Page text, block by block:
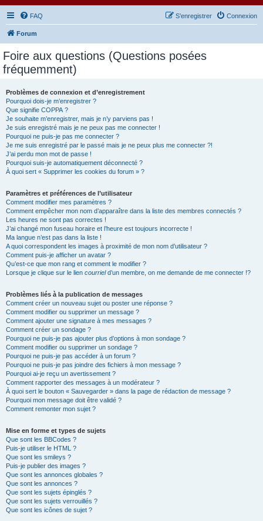
FAQ Connexion
S’enregistrer
Forum
Foire aux questions (Questions posées
fréquemment)
Problèmes de connexion et d’enregistrement
Pourquoi dois-je m’enregistrer ?
Que signifie COPPA ?
Je souhaite m’enregistrer, mais je n’y parviens pas !
Je suis enregistré mais je ne peux pas me connecter !
Pourquoi ne puis-je pas me connecter ?
Je me suis enregistré par le passé mais je ne peux plus me connecter ?!
J’ai perdu mon mot de passe !
Pourquoi suis-je automatiquement déconnecté ?
À quoi sert « Supprimer les cookies du forum » ?
Paramètres et préférences de l’utilisateur
Comment modifier mes paramètres ?
Comment empêcher mon nom d’apparaître dans la liste des membres connectés ?
Les heures ne sont pas correctes !
J’ai changé mon fuseau horaire et l’heure est toujours incorrecte !
Ma langue n’est pas dans la liste !
A quoi correspondent les images à proximité de mon nom d’utilisateur ?
Comment puis-je afficher un avatar ?
Qu’est-ce que mon rang et comment le modifier ?
Lorsque je clique sur le lien courrield’un membre, on me demande de me connecter !?
Problèmes liés à la publication de messages
Comment créer un nouveau sujet ou poster une réponse ?
Comment modifier ou supprimer un message ?
Comment ajouter une signature à mes messages ?
Comment créer un sondage ?
Pourquoi ne puis-je pas ajouter plus d’options à mon sondage ?
Comment modifier ou supprimer un sondage ?
Pourquoi ne puis-je pas accéder à un forum ?
Pourquoi ne puis-je pas joindre des fichiers à mon message ?
Pourquoi ai-je reçu un avertissement ?
Comment rapporter des messages à un modérateur ?
À quoi sert le bouton « Sauvegarder » dans la page de rédaction de message ?
Pourquoi mon message doit être validé ?
Comment remonter mon sujet ?
Mise en forme et types de sujets
Que sont les BBCodes ?
Puis-je utiliser le HTML ?
Que sont les smileys ?
Puis-je publier des images ?
Que sont les annonces globales ?
Que sont les annonces ?
Que sont les sujets épinglés ?
Que sont les sujets verrouillés ?
Que sont les icônes de sujet ?